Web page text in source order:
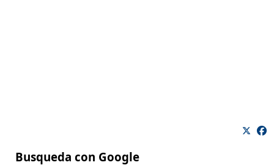
Busqueda con Google